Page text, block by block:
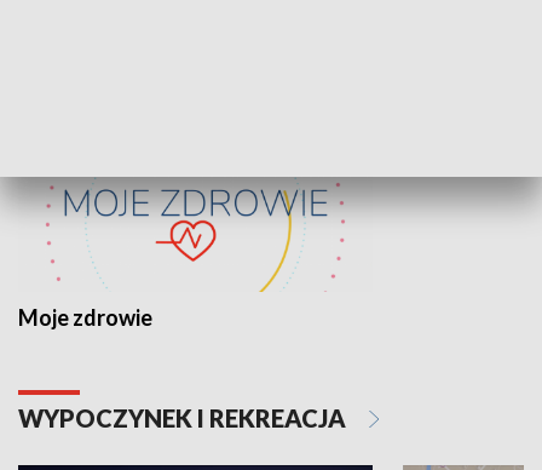
Moje zdrowie
WYPOCZYNEK I REKREACJA